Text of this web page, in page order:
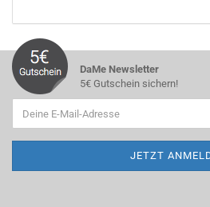
DaMe Newsletter
5€ Gutschein sichern!